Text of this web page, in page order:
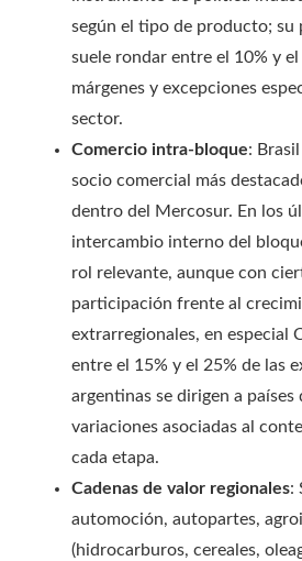
según el tipo de producto; su
suele rondar entre el 10% y el
márgenes y excepciones
sector.
Comercio intra-bloque:
socio comercial más
dentro del Mercosur. En los
intercambio interno del
rol relevante, aunque con
participación frente al
extrarregionales, en especial
entre el 15% y el 25% de las
argentinas se dirigen a países
variaciones asociadas al
cada etapa.
Cadenas de valor regionales:
automoción, autopartes,
(hidrocarburos, cereales,